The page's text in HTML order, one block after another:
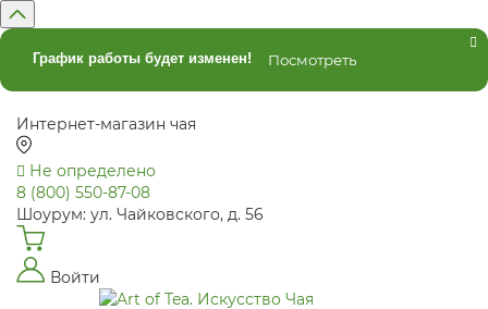
График работы будет изменен! Посмотреть
Интернет-магазин чая
Не определено
8 (800) 550-87-08
Шоурум: ул. Чайковского, д. 56
Войти